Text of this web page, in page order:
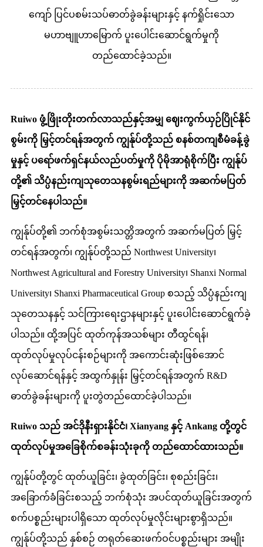
ကျော် ပြင်ပစမ်းသပ်ဓာတ်ခွဲခန်းများနှင့် နက်ရှိုင်းသော
မဟာဗျူဟာမြောက် ပူးပေါင်းဆောင်ရွက်မှုကို
တည်ထောင်ခဲ့သည်။
Ruiwo ဖွံ့ဖြိုးတိုးတက်လာသည်နှင့်အမျှ ဈေးကွက်ယှဉ်ပြိုင်နိုင်
စွမ်းကို မြှင့်တင်ရန်အတွက် ကျွန်ုပ်တို့သည် စနစ်တကျစီမံခန့်ခွဲ
မှုနှင့် ပရော်ဖက်ရှင်နယ်လည်ပတ်မှုကို ပိုမိုအာရုံစိုက်ပြီး ကျွန်ုပ်
တို့၏ သိပ္ပံနည်းကျသုတေသနစွမ်းရည်များကို အဆက်မပြတ်
မြှင့်တင်နေပါသည်။
ကျွန်ုပ်တို့၏ ဘက်စုံအစွမ်းသတ္တိအတွက် အဆက်မပြတ် မြှင့်
တင်ရန်အတွက်၊ ကျွန်ုပ်တို့သည် Northwest University၊
Northwest Agricultural and Forestry University၊ Shanxi Normal
University၊ Shanxi Pharmaceutical Group စသည့် သိပ္ပံနည်းကျ
သုတေသနနှင့် သင်ကြားရေးဌာနများနှင့် ပူးပေါင်းဆောင်ရွက်ခဲ့
ပါသည်။ ထို့အပြင် ထုတ်ကုန်အသစ်များ တီထွင်ရန်၊
ထုတ်လုပ်မှုလုပ်ငန်းစဉ်များကို အကောင်းဆုံးဖြစ်အောင်
လုပ်ဆောင်ရန်နှင့် အထွက်နှုန်း မြှင့်တင်ရန်အတွက် R&D
ဓာတ်ခွဲခန်းများကို ပူးတွဲတည်ထောင်ခဲ့ပါသည်။
Ruiwo သည် အင်ဒိုနီးရှားနိုင်ငံ၊ Xianyang နှင့် Ankang တို့တွင်
ထုတ်လုပ်မှုအခြေစိုက်စခန်းသုံးခုကို တည်ထောင်ထားသည်။
ကျွန်ုပ်တို့တွင် ထုတ်ယူခြင်း၊ ခွဲထုတ်ခြင်း၊ စုစည်းခြင်း၊
အခြောက်ခံခြင်းစသည့် ဘက်စုံသုံး အပင်ထုတ်ယူခြင်းအတွက်
စက်ပစ္စည်းများပါရှိသော ထုတ်လုပ်မှုလိုင်းများစွာရှိသည်။
ကျွန်ုပ်တို့သည် နှစ်စဉ် တရုတ်ဆေးဖက်ဝင်ပစ္စည်းများ အမျိုး